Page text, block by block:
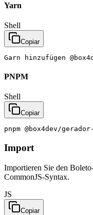
Yarn
Shell
Copiar
Garn hinzufügen
PNPM
Shell
Copiar
pnpm @box4dev/
Import
Importieren Sie den
CommonJS-Syntax.
JS
Copiar